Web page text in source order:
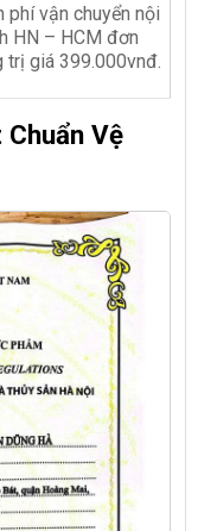
phí vận chuyển nội
HN – HCM đơn
trị giá 399.000vnđ.
Vệ